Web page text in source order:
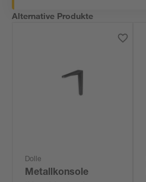
Alternative Produkte
Dolle
Metallkonsole